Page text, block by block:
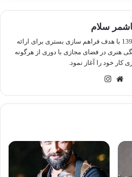
سلام
رسانه کاشمر سلام، از سال 1398 با هدف فراهم سازی بستری برای ارائه
هنری در فضای مجازی با دوری از هرگونه
کار خود را آغاز نمود.
وبسایت